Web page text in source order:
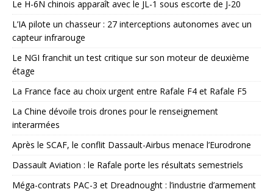
Le H-6N chinois apparaît avec le JL-1 sous escorte de J-20
L’IA pilote un chasseur : 27 interceptions autonomes avec un
capteur infrarouge
Le NGI franchit un test critique sur son moteur de deuxième
étage
La France face au choix urgent entre Rafale F4 et Rafale F5
La Chine dévoile trois drones pour le renseignement
interarmées
Après le SCAF, le conflit Dassault-Airbus menace l’Eurodrone
Dassault Aviation : le Rafale porte les résultats semestriels
Méga-contrats PAC-3 et Dreadnought : l’industrie d’armement